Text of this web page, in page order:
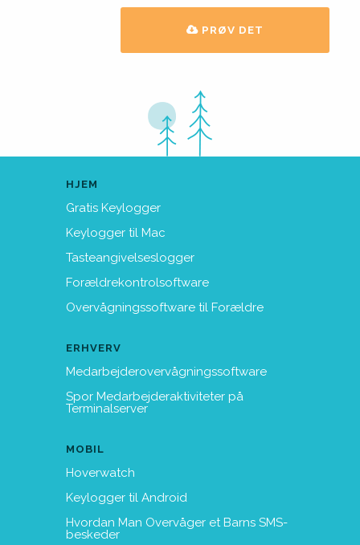
PRØV DET
HJEM
Gratis Keylogger
Keylogger til Mac
Tasteangivelseslogger
Forældrekontrolsoftware
Overvågningssoftware til Forældre
ERHVERV
Medarbejderovervågningssoftware
Spor Medarbejderaktiviteter på
Terminalserver
MOBIL
Hoverwatch
Keylogger til Android
Hvordan Man Overvåger et Barns SMS-
beskeder